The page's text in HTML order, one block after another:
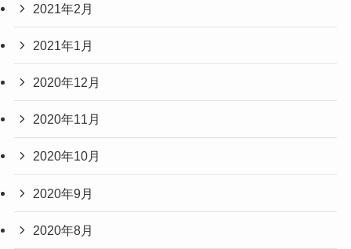
2021年2月
2021年1月
2020年12月
2020年11月
2020年10月
2020年9月
2020年8月